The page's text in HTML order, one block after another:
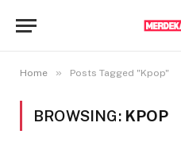
Home » Posts Tagged "Kpop"
BROWSING: KPOP